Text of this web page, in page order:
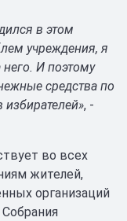
в этом
учреждения, я
него. И поэтому
средства по
, -
во всех
жителей,
организаций